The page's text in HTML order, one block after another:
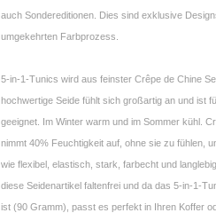
auch Sondereditionen. Dies sind exklusive
umgekehrten Farbprozess.
5-in-1-Tunics wird aus feinster Crêpe de Chine
hochwertige Seide fühlt sich großartig an und ist
geeignet. Im Winter warm und im Sommer kühl.
nimmt 40% Feuchtigkeit auf, ohne sie zu fühlen,
wie flexibel, elastisch, stark, farbecht und
diese Seidenartikel faltenfrei und da das 5-in-1-
ist (90 Gramm), passt es perfekt in Ihren Koffer